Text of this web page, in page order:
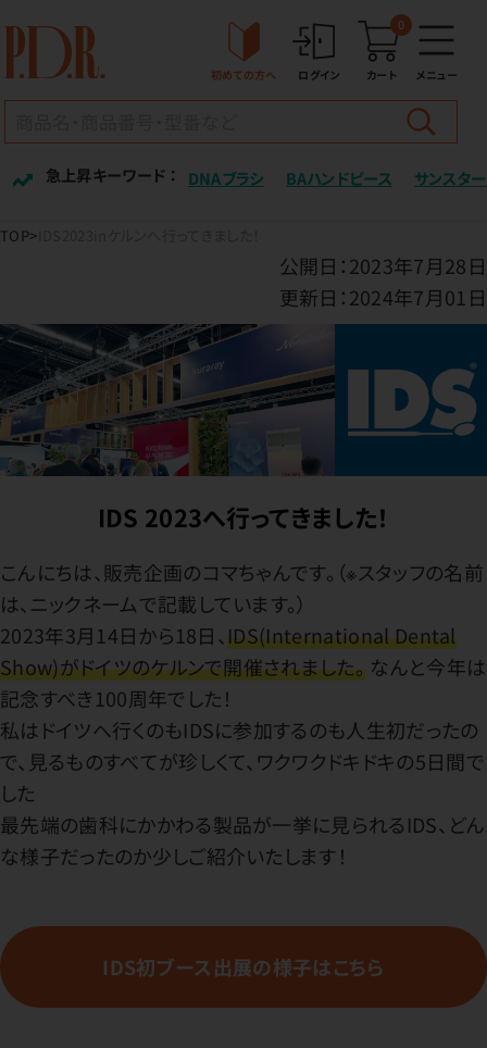
初めての方へ ログイン カート
0
メニュー
急上昇キーワード ： DNAブラシ BAハンドピース サンスター
TOP
公開日：2023年7月28日
更新日：2024年7月01日
IDS 2023へ行ってきました！
こんにちは、販売企画のコマちゃんです。（※スタッフの名前
は、ニックネームで記載しています。）
2023年3月14日から18日、IDS(International Dental
Show)がドイツのケルンで開催されました。 なんと今年は
記念すべき100周年でした！
私はドイツへ行くのもIDSに参加するのも人生初だったの
で、見るものすべてが珍しくて、ワクワクドキドキの5日間で
した
最先端の歯科にかかわる製品が一挙に見られるIDS、どん
な様子だったのか少しご紹介いたします！
IDS初ブース出展の様子はこちら